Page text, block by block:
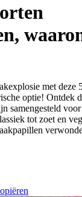
met deze
optie! Ontdek
samengesteld
tot zoet en